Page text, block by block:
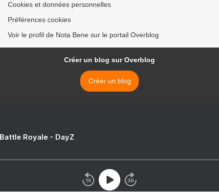
Cookies et données personnelles
Préférences cookies
Voir le profil de Nota Bene sur le portail Overblog
Créer un blog sur Overblog
Créer un blog
Royale - DayZ